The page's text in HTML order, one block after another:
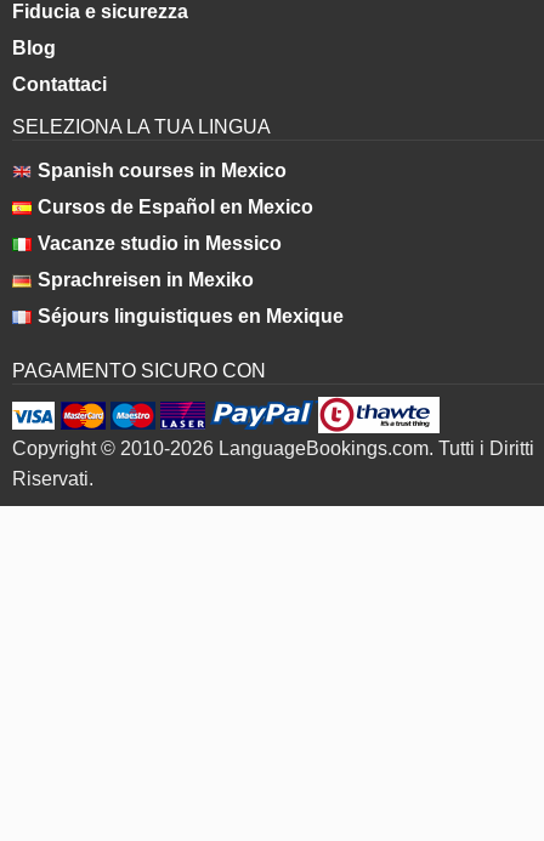
Fiducia e sicurezza
Blog
Contattaci
SELEZIONA LA TUA LINGUA
Spanish courses in Mexico
Cursos de Español en Mexico
Vacanze studio in Messico
Sprachreisen in Mexiko
Séjours linguistiques en Mexique
PAGAMENTO SICURO CON
Copyright © 2010-2026 LanguageBookings.com. Tutti i Diritti
Riservati.